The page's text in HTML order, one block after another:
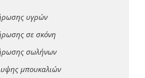
υγρών
σε σκόνη
σωλήνων
μπουκαλιών